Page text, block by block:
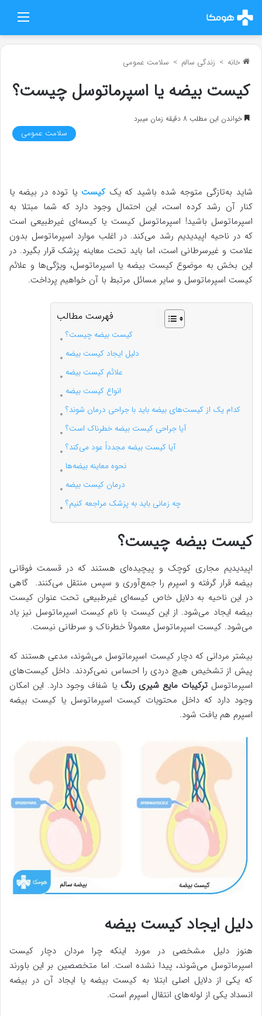
خانه > زندگی سالم > سلامت عمومی
کیست بیضه یا اسپرماتوسل چیست؟
خواندن این مطلب 8 دقیقه زمان میبرد
سلامت عمومی
شاید به‌تازگی متوجه شده‌ باشید که یککیست یا توده در بیضه یا
کنار آن رشد کرده است، این احتمال وجود دارد که شما مبتلا به
اسپرماتوسل باشید! اسپرماتوسل کیست یا کیسه‌ای غیرطبیعی است
که در ناحیه اپیدیدیم رشد می‌کند. در اغلب موارد اسپرماتوسل بدون
علامت و غیرسرطانی است، اما باید تحت معاینه پزشک قرار بگیرد. در
این بخش به موضوع کیست بیضه یا اسپرماتوسل، ویژگی‌ها و علائم
کیست اسپرماتوسل و سایر مسائل مرتبط با آن خواهیم پرداخت.
فهرست مطالب
کیست بیضه چیست؟
دلیل ایجاد کیست بیضه
علائم کیست بیضه
انواع کیست بیضه
کدام یک از کیست‌های بیضه باید با جراحی درمان شوند؟
آیا جراحی کیست بیضه خطرناک است؟
آیا کیست بیضه مجدداً عود می‌کند؟
نحوه معاینه بیضه‌ها
درمان کیست بیضه
چه زمانی باید به پزشک مراجعه کنیم؟
کیست بیضه چیست؟
اپیدیدیم مجاری کوچک و پیچیده‌ای هستند که در قسمت فوقانی
بیضه قرار گرفته و اسپرم را جمع‌آوری و سپس منتقل می‌کنند. گاهی
در این ناحیه به دلایل خاص کیسه‌ای غیرطبیعی تحت عنوان کیست
بیضه ایجاد می‌شود. از این کیست با نام کیست اسپرماتوسل نیز یاد
می‌شود. کیست‌ اسپرماتوسل معمولاً خطرناک و سرطانی نیست.
بیشتر مردانی که دچار کیست اسپرماتوسل می‌شوند، مدعی هستند که
پیش از تشخیص هیچ دردی را احساس نمی‌کردند. داخل کیست‌های
اسپرماتوسلترکیبات مایع شیری رنگ یا شفاف وجود دارد. این امکان
وجود دارد که داخل محتویات کیست اسپرماتوسل یا کیست بیضه
اسپرم هم یافت شود.
دلیل ایجاد کیست بیضه
هنوز دلیل مشخصی در مورد اینکه چرا مردان دچار کیست
اسپرماتوسل می‌شوند، پیدا نشده است. اما متخصصین بر این باورند
که یکی از دلایل اصلی ابتلا به کیست بیضه یا ایجاد آن در بیضه
انسداد یکی از لوله‌های انتقال اسپرم است.